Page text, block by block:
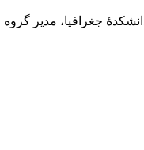
جغرافیا، مدیر گروه